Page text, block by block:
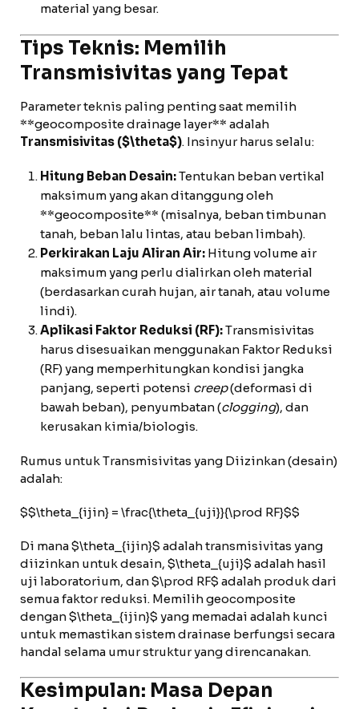
material yang besar.
Tips Teknis: Memilih
Transmisivitas yang Tepat
Parameter teknis paling penting saat memilih
**geocomposite drainage layer** adalah
Transmisivitas ($\theta$). Insinyur harus selalu:
Hitung Beban Desain:Tentukan beban vertikal
maksimum yang akan ditanggung oleh
**geocomposite** (misalnya, beban timbunan
tanah, beban lalu lintas, atau beban limbah).
Perkirakan Laju Aliran Air: Hitung volume air
maksimum yang perlu dialirkan oleh material
(berdasarkan curah hujan, air tanah, atau volume
lindi).
Aplikasi Faktor Reduksi (RF):Transmisivitas
harus disesuaikan menggunakan Faktor Reduksi
(RF) yang memperhitungkan kondisi jangka
panjang, seperti potensi creep(deformasi di
bawah beban), penyumbatan (clogging), dan
kerusakan kimia/biologis.
Rumus untuk Transmisivitas yang Diizinkan (desain)
adalah:
$$\theta_{ijin} = \frac{\theta_{uji}}{\prod RF}$$
Di mana $\theta_{ijin}$ adalah transmisivitas yang
diizinkan untuk desain, $\theta_{uji}$ adalah hasil
uji laboratorium, dan $\prod RF$ adalah produk dari
semua faktor reduksi. Memilih geocomposite
dengan $\theta_{ijin}$ yang memadai adalah kunci
untuk memastikan sistem drainase berfungsi secara
handal selama umur struktur yang direncanakan.
Kesimpulan: Masa Depan